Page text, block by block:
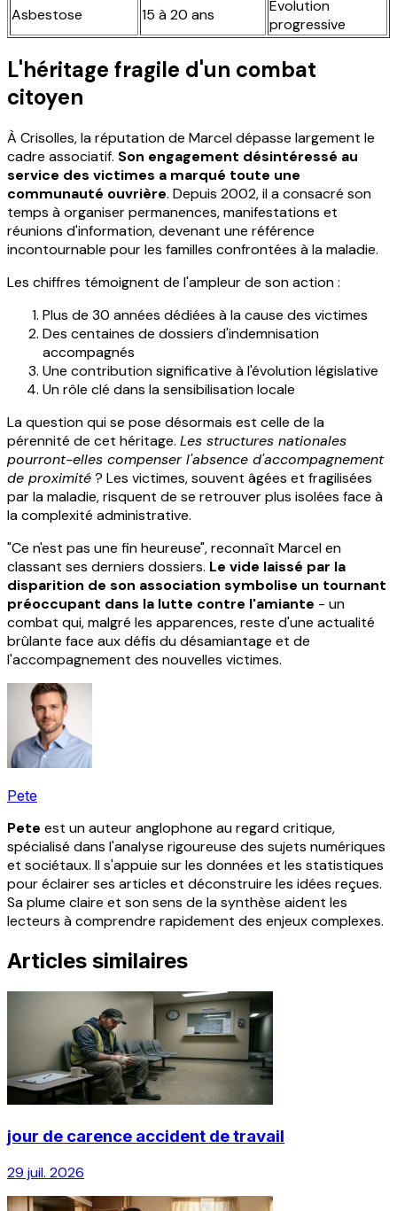
Asbestose
15 à 20 ans
Évolution
progressive
L'héritage fragile d'un combat
citoyen
À Crisolles, la réputation de Marcel dépasse largement le
cadre associatif. Son engagement désintéressé au
service des victimes a marqué toute une
communauté ouvrière. Depuis 2002, il a consacré son
temps à organiser permanences, manifestations et
réunions d'information, devenant une référence
incontournable pour les familles confrontées à la maladie.
Les chiffres témoignent de l'ampleur de son action :
Plus de 30 années dédiées à la cause des victimes
Des centaines de dossiers d'indemnisation
accompagnés
Une contribution significative à l'évolution législative
Un rôle clé dans la sensibilisation locale
La question qui se pose désormais est celle de la
pérennité de cet héritage. Les structures nationales
pourront-elles compenser l'absence d'accompagnement
de proximité? Les victimes, souvent âgées et fragilisées
par la maladie, risquent de se retrouver plus isolées face à
la complexité administrative.
"Ce n'est pas une fin heureuse", reconnaît Marcel en
classant ses derniers dossiers. Le vide laissé par la
disparition de son association symbolise un tournant
préoccupant dans la lutte contre l'amiante - un
combat qui, malgré les apparences, reste d'une actualité
brûlante face aux défis du désamiantage et de
l'accompagnement des nouvelles victimes.
Pete
Pete est un auteur anglophone au regard critique,
spécialisé dans l'analyse rigoureuse des sujets numériques
et sociétaux. Il s'appuie sur les données et les statistiques
pour éclairer ses articles et déconstruire les idées reçues.
Sa plume claire et son sens de la synthèse aident les
lecteurs à comprendre rapidement des enjeux complexes.
Articles similaires
jour de carence accident de travail
29 juil. 2026